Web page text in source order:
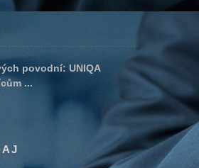
povodní: UNIQA
...